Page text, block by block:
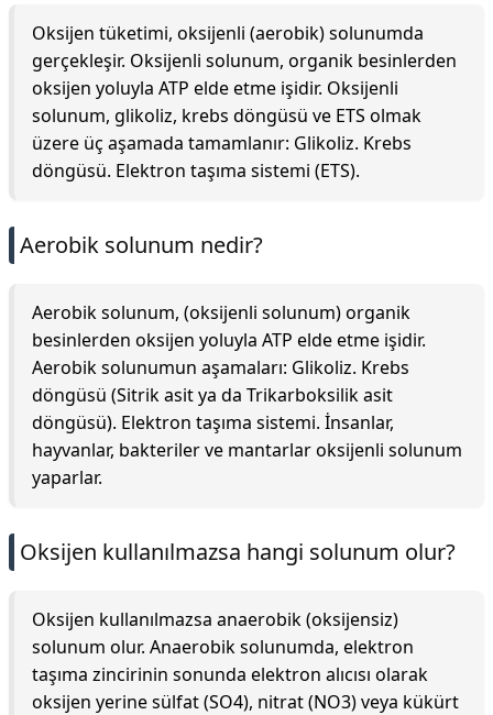
Oksijen tüketimi, oksijenli (aerobik) solunumda
gerçekleşir. Oksijenli solunum, organik besinlerden
oksijen yoluyla ATP elde etme işidir. Oksijenli
solunum, glikoliz, krebs döngüsü ve ETS olmak
üzere üç aşamada tamamlanır: Glikoliz. Krebs
döngüsü. Elektron taşıma sistemi (ETS).
Aerobik solunum nedir?
Aerobik solunum, (oksijenli solunum) organik
besinlerden oksijen yoluyla ATP elde etme işidir.
Aerobik solunumun aşamaları: Glikoliz. Krebs
döngüsü (Sitrik asit ya da Trikarboksilik asit
döngüsü). Elektron taşıma sistemi. İnsanlar,
hayvanlar, bakteriler ve mantarlar oksijenli solunum
yaparlar.
Oksijen kullanılmazsa hangi solunum olur?
Oksijen kullanılmazsa anaerobik (oksijensiz)
solunum olur. Anaerobik solunumda, elektron
taşıma zincirinin sonunda elektron alıcısı olarak
oksijen yerine sülfat (SO4), nitrat (NO3) veya kükürt